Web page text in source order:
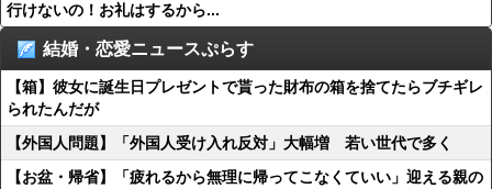
行けないの！お礼はするから...
結婚・恋愛ニュースぷらす
【箱】彼女に誕生日プレゼントで貰った財布の箱を捨てたらブチギレ
られたんだが
【外国人問題】「外国人受け入れ反対」大幅増 若い世代で多く
【お盆・帰省】「疲れるから無理に帰ってこなくていい」迎える親の